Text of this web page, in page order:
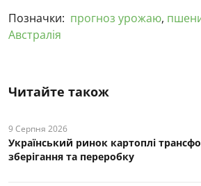
Позначки: прогноз урожаю,
Австралія
Читайте також
9 Серпня 2026
Український ринок картоплі
зберігання та переробку